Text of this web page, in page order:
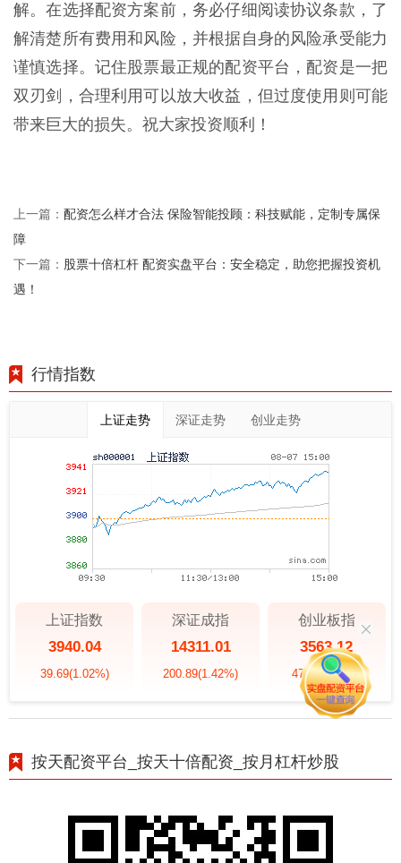
解。在选择配资方案前，务必仔细阅读协议条款，了
解清楚所有费用和风险，并根据自身的风险承受能力
谨慎选择。记住股票最正规的配资平台，配资是一把
双刃剑，合理利用可以放大收益，但过度使用则可能
带来巨大的损失。祝大家投资顺利！
上一篇： 配资怎么样才合法 保险智能投顾：科技赋能，定制专属保
障
下一篇： 股票十倍杠杆 配资实盘平台：安全稳定，助您把握投资机
遇！
行情指数
上证走势 深证走势 创业走势
上证指数
3940.04
39.69(1.02%)
深证成指
14311.01
200.89(1.42%)
创业板指
3563.12
47.56(1.35%)
按天配资平台_按天十倍配资_按月杠杆炒股